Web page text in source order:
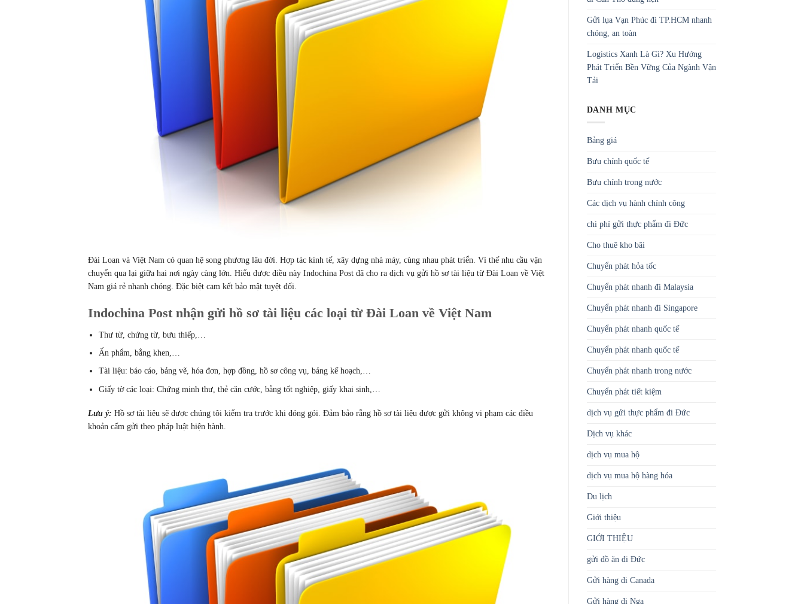
Đài Loan và Việt Nam có quan hệ song phương lâu đời. Hợp tác kinh tế, xây dựng nhà máy, cùng nhau phát triển. Vì thế nhu cầu vận
chuyển qua lại giữa hai nơi ngày càng lớn. Hiểu được điều này Indochina Post đã cho ra dịch vụ gửi hồ sơ tài liệu từ Đài Loan về Việt
Nam giá rẻ nhanh chóng. Đặc biệt cam kết bảo mật tuyệt đối.
Indochina Post nhận gửi hồ sơ tài liệu các loại từ Đài Loan về Việt Nam
Thư từ, chứng từ, bưu thiếp,…
Ấn phẩm, bằng khen,…
Tài liệu: báo cáo, bảng vẽ, hóa đơn, hợp đồng, hồ sơ công vụ, bảng kế hoạch,…
Giấy tờ các loại: Chứng minh thư, thẻ căn cước, bằng tốt nghiệp, giấy khai sinh,…
Lưu ý: Hồ sơ tài liệu sẽ được chúng tôi kiểm tra trước khi đóng gói. Đảm bảo rằng hồ sơ tài liệu được gửi không vi phạm các điều
khoản cấm gửi theo pháp luật hiện hành.
Gửi lụa Vạn Phúc đi TP.HCM nhanh
chóng, an toàn
Logistics Xanh Là Gì? Xu Hướng
Phát Triển Bền Vững Của Ngành Vận
Tải
DANH MỤC
Bảng giá
Bưu chính quốc tế
Bưu chính trong nước
Các dịch vụ hành chính công
chi phí gửi thực phẩm đi Đức
Cho thuê kho bãi
Chuyển phát hỏa tốc
Chuyển phát nhanh đi Malaysia
Chuyển phát nhanh đi Singapore
Chuyển phát nhanh quốc tế
Chuyển phát nhanh quốc tế
Chuyển phát nhanh trong nước
Chuyển phát tiết kiệm
dịch vụ gửi thực phẩm đi Đức
Dịch vụ khác
dịch vụ mua hộ
dịch vụ mua hộ hàng hóa
Du lịch
Giới thiệu
GIỚI THIỆU
gửi đồ ăn đi Đức
Gửi hàng đi Canada
Gửi hàng đi Nga